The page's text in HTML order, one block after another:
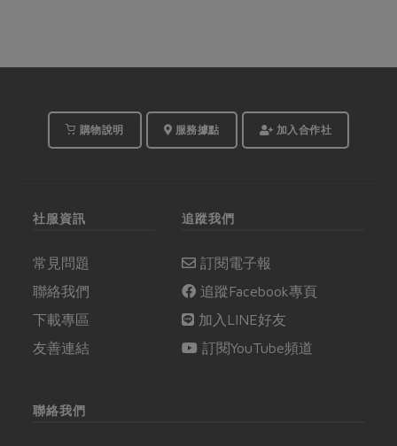
購物說明 服務據點 加入合作社
社服資訊
常見問題
聯絡我們
下載專區
友善連結
追蹤我們
訂閱電子報
追蹤Facebook專頁
加入LINE好友
訂閱YouTube頻道
聯絡我們